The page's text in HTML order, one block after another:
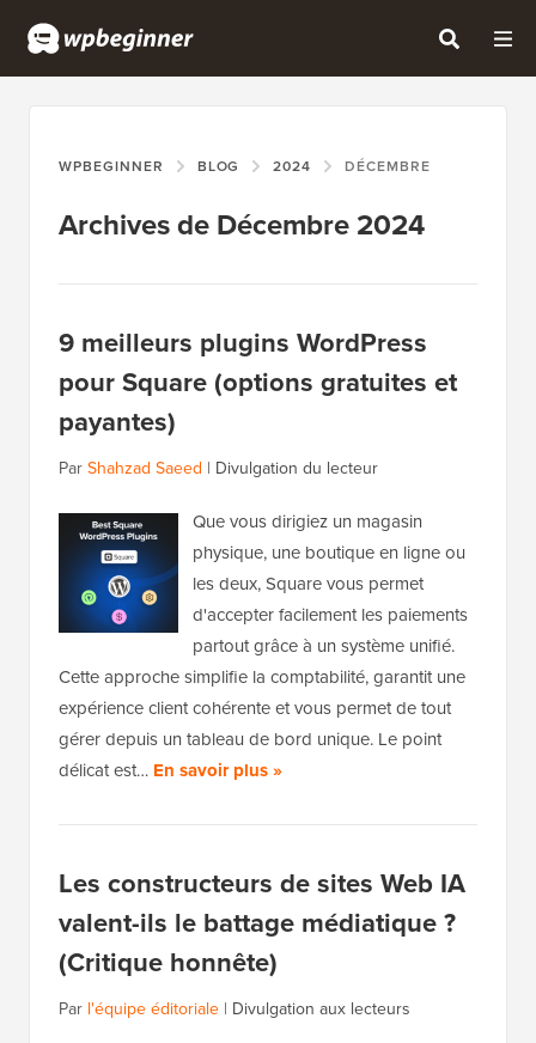
WPBEGINNER BLOG 2024 DÉCEMBRE
Archives de Décembre 2024
9 meilleurs plugins WordPress
pour Square (options gratuites et
payantes)
ParShahzad Saeed | Divulgation du lecteur
Que vous dirigiez un magasin
physique, une boutique en ligne ou
les deux, Square vous permet
d'accepter facilement les paiements
partout grâce à un système unifié.
Cette approche simplifie la comptabilité, garantit une
expérience client cohérente et vous permet de tout
gérer depuis un tableau de bord unique. Le point
délicat est… En savoir plus »
Les constructeurs de sites Web IA
valent-ils le battage médiatique ?
(Critique honnête)
Par l'équipe éditoriale | Divulgation aux lecteurs